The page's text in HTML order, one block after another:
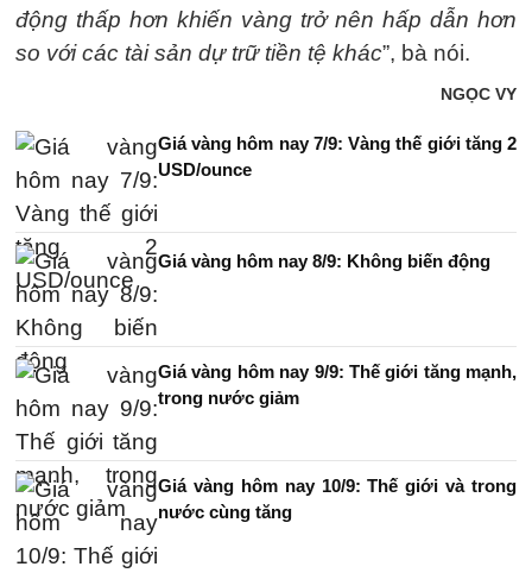
động thấp hơn khiến vàng trở nên hấp dẫn hơn
so với các tài sản dự trữ tiền tệ khác”, bà nói.
NGỌC VY
Giá vàng hôm nay 7/9: Vàng thế giới tăng 2
USD/ounce
Giá vàng hôm nay 8/9: Không biến động
Giá vàng hôm nay 9/9: Thế giới tăng mạnh,
trong nước giảm
Giá vàng hôm nay 10/9: Thế giới và trong
nước cùng tăng